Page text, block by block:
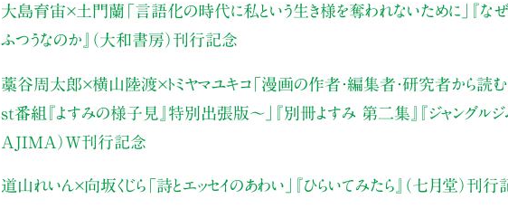
大島育宙×土門蘭 「言語化の時代に私という生き様を奪われないために」
『
ふつうなのか』（大和書房）刊行記念
藁谷周太郎×横山陸渡×トミヤマユキコ「漫画の作者・編集者・研究者から読む
st番組『よすみの様子見』特別出張版〜」
『別冊よすみ 第二集』『ジャングル
AJIMA）W刊行記念
道山れいん×向坂くじら 「詩とエッセイのあわい」 『ひらいてみたら』（七月堂）刊行